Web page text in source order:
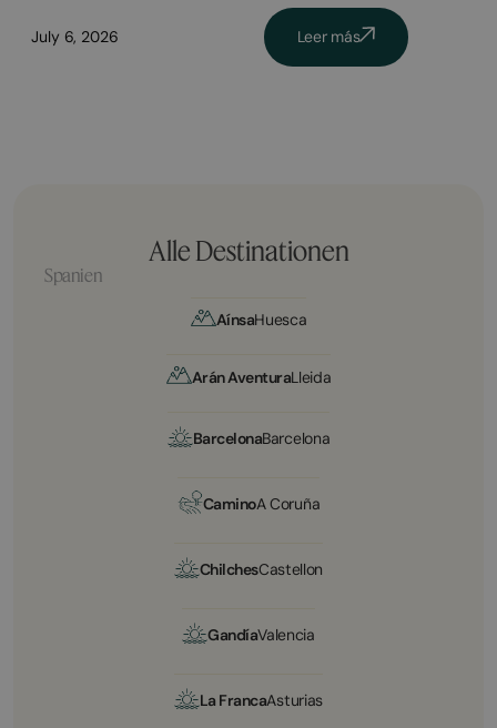
July 6, 2026 Leer más
Alle Destinationen
Spanien
AínsaHuesca
Arán AventuraLleida
BarcelonaBarcelona
CaminoA Coruña
ChilchesCastellon
GandíaValencia
La FrancaAsturias